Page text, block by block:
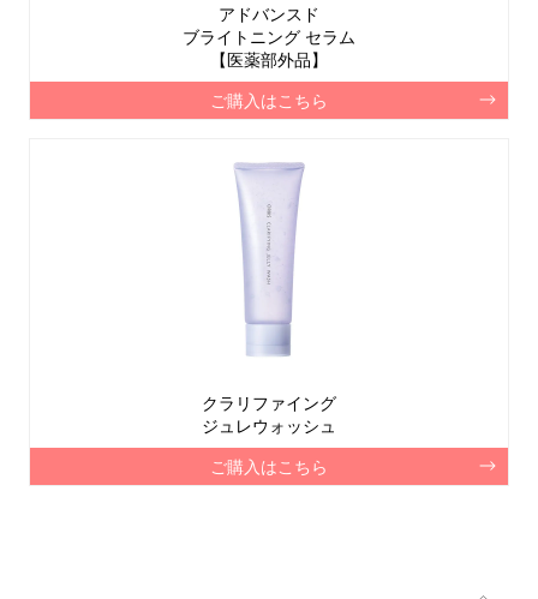
アドバンスド
ブライトニング セラム
【医薬部外品】
ご購入はこちら
クラリファイング
ジュレウォッシュ
ご購入はこちら